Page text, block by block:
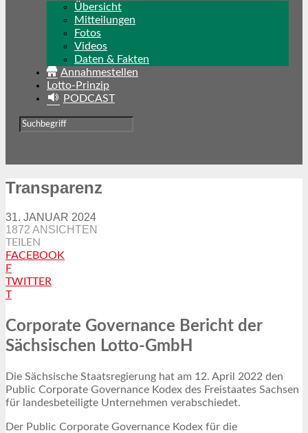
Übersicht
Mitteilungen
Fotos
Videos
Daten & Fakten
Annahmestellen
Lotto-Prinzip
PODCAST
Transparenz
31. JANUAR 2024
1872 ANSICHTEN
TEILEN
FACEBOOK
F
TWITTER
T
Corporate Governance Bericht der
Sächsischen Lotto-GmbH
Die Sächsische Staatsregierung hat am 12. April 2022 den
Public Corporate Governance Kodex des Freistaates Sachsen
für landesbeteiligte Unternehmen verabschiedet.
Der Public Corporate Governance Kodex für die